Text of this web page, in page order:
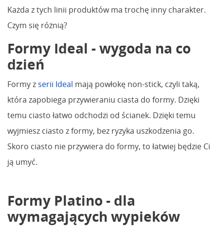
Każda z tych linii produktów ma trochę inny charakter.
Czym się różnią?
Formy Ideal - wygoda na co
dzień
Formy zserii Ideal mają powłokę non-stick, czyli taką,
która zapobiega przywieraniu ciasta do formy. Dzięki
temu ciasto łatwo odchodzi od ścianek. Dzięki temu
wyjmiesz ciasto z formy, bez ryzyka uszkodzenia go.
Skoro ciasto nie przywiera do formy, to łatwiej będzie Ci
ją umyć.
Formy Platino - dla
wymagających wypieków